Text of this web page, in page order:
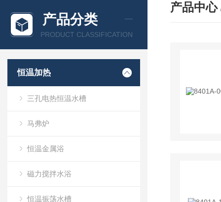
产品分类
PRODUCT CLASSIFICATION
恒温加热
三孔电热恒温水槽
马弗炉
恒温金属浴
磁力搅拌水浴
恒温振荡水槽
产品中心